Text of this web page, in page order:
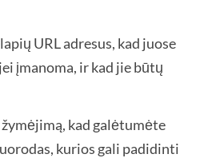
URL adresus, kad juose
įmanoma, ir kad jie būtų
kad galėtumėte
kurios gali padidinti